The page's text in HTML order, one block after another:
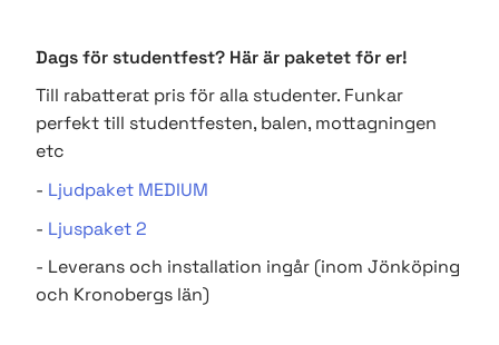
Dags för studentfest? Här är paketet för er!
Till rabatterat pris för alla studenter. Funkar
perfekt till studentfesten, balen, mottagningen
etc
- Ljudpaket MEDIUM
- Ljuspaket 2
- Leverans och installation ingår (inom Jönköping
och Kronobergs län)